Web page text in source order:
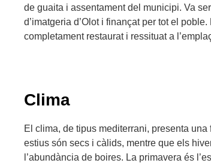
de guaita i assentament del municipi. Va
d’imatgeria d’Olot i finançat per tot el
completament restaurat i ressituat a
Clima
El clima, de tipus mediterrani, presenta
estius són secs i càlids, mentre que els
l’abundància de boires. La primavera és